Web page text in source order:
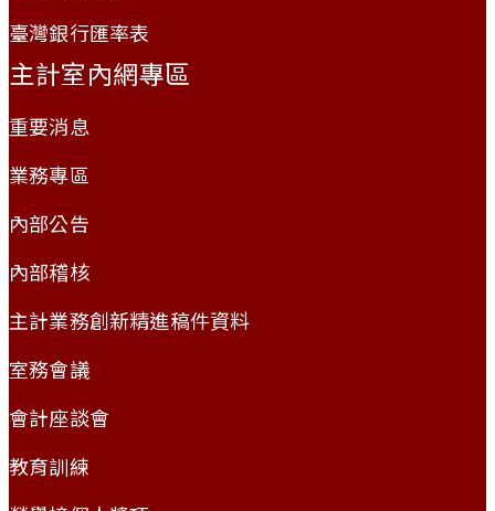
臺灣銀行匯率表
主計室內網專區
重要消息
業務專區
內部公告
內部稽核
主計業務創新精進稿件資料
室務會議
會計座談會
教育訓練